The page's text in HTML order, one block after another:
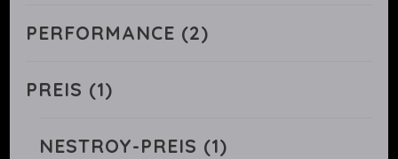
PERFORMANCE (2)
PREIS (1)
NESTROY-PREIS (1)